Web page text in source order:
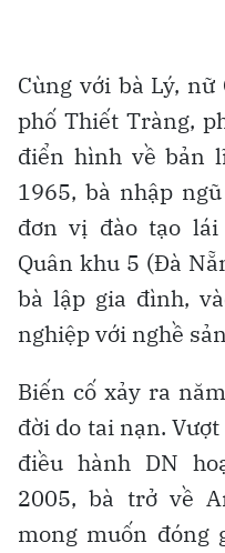
Cùng với bà Lý,
phố Thiết Tràng,
điển hình về bản
1965, bà nhập
đơn vị đào tạo
Quân khu 5 (Đà
bà lập gia đình,
nghiệp với nghề
Biến cố xảy ra
đời do tai nạn.
điều hành DN
2005, bà trở về
mong muốn đóng